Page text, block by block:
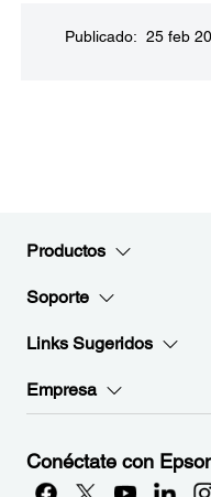
Publicado: 25 feb
Productos
Soporte
Links Sugeridos
Empresa
Conéctate con